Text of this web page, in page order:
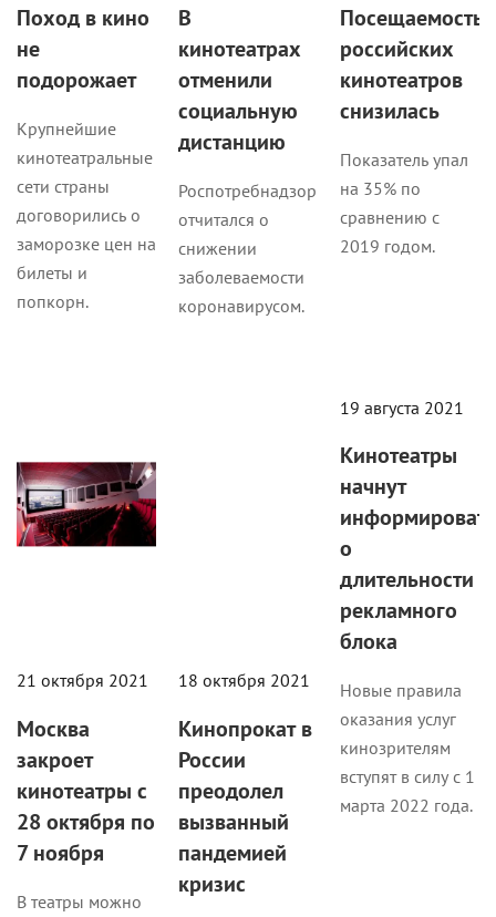
Поход в кино
не
подорожает
Крупнейшие
кинотеатральные
сети страны
договорились о
заморозке цен на
билеты и
попкорн.
В
кинотеатрах
отменили
социальную
дистанцию
Роспотребнадзор
отчитался о
снижении
заболеваемости
коронавирусом.
Посещаемость
российских
кинотеатров
снизилась
Показатель упал
на 35% по
сравнению с
2019 годом.
21 октября 2021
Москва
закроет
кинотеатры с
28 октября по
7 ноября
В театры можно
18 октября 2021
Кинопрокат в
России
преодолел
вызванный
пандемией
кризис
19 августа 2021
Кинотеатры
начнут
информировать
о
длительности
рекламного
блока
Новые правила
оказания услуг
кинозрителям
вступят в силу с 1
марта 2022 года.